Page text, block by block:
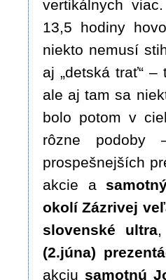
vertikálnych
13,5 hodiny
niekto nemusí
aj „detská trať“
ale aj tam sa
bolo potom v
rôzne
prospešnejších
akcie a
okolí Zázrivej
slovenské ultra,
(2.júna)
akciu samotnú